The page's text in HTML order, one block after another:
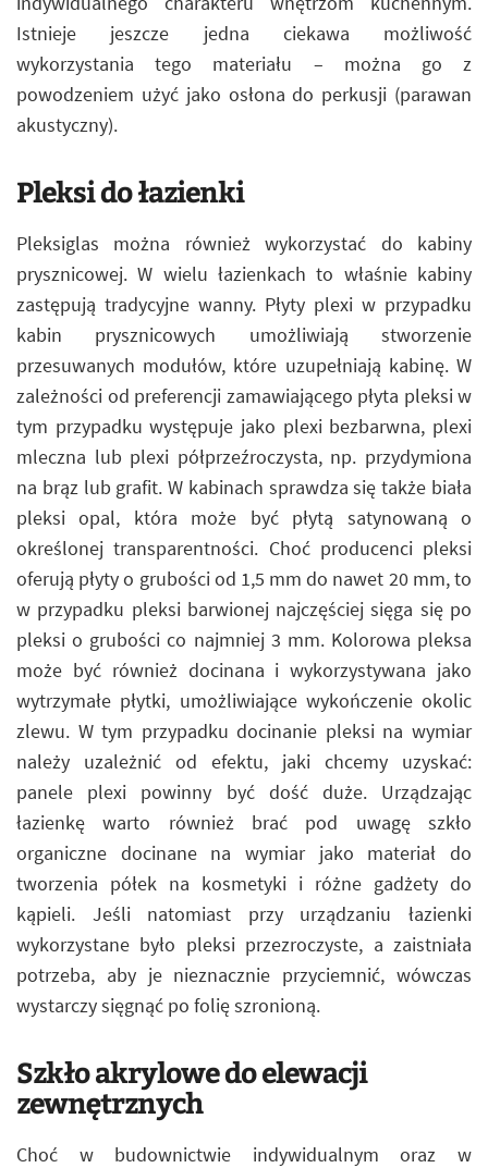
Istnieje jeszcze jedna ciekawa możliwość
wykorzystania tego materiału – można go z
powodzeniem użyć jako osłona do perkusji (parawan
akustyczny).
Pleksi do łazienki
Pleksiglas można również wykorzystać do kabiny
prysznicowej. W wielu łazienkach to właśnie kabiny
zastępują tradycyjne wanny. Płyty plexi w przypadku
kabin prysznicowych umożliwiają stworzenie
przesuwanych modułów, które uzupełniają kabinę. W
zależności od preferencji zamawiającego płyta pleksi w
tym przypadku występuje jako plexi bezbarwna, plexi
mleczna lub plexi półprzeźroczysta, np. przydymiona
na brąz lub grafit. W kabinach sprawdza się także biała
pleksi opal, która może być płytą satynowaną o
określonej transparentności. Choć producenci pleksi
oferują płyty o grubości od 1,5 mm do nawet 20 mm, to
w przypadku pleksi barwionej najczęściej sięga się po
pleksi o grubości co najmniej 3 mm. Kolorowa pleksa
może być również docinana i wykorzystywana jako
wytrzymałe płytki, umożliwiające wykończenie okolic
zlewu. W tym przypadku docinanie pleksi na wymiar
należy uzależnić od efektu, jaki chcemy uzyskać:
panele plexi powinny być dość duże. Urządzając
łazienkę warto również brać pod uwagę szkło
organiczne docinane na wymiar jako materiał do
tworzenia półek na kosmetyki i różne gadżety do
kąpieli. Jeśli natomiast przy urządzaniu łazienki
wykorzystane było pleksi przezroczyste, a zaistniała
potrzeba, aby je nieznacznie przyciemnić, wówczas
wystarczy sięgnąć po folię szronioną.
Szkło akrylowe do elewacji
zewnętrznych
Choć w budownictwie indywidualnym oraz w